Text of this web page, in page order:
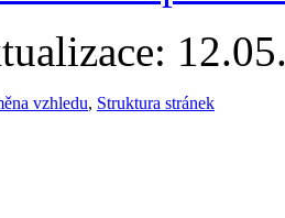
vzhledu, Struktura stránek